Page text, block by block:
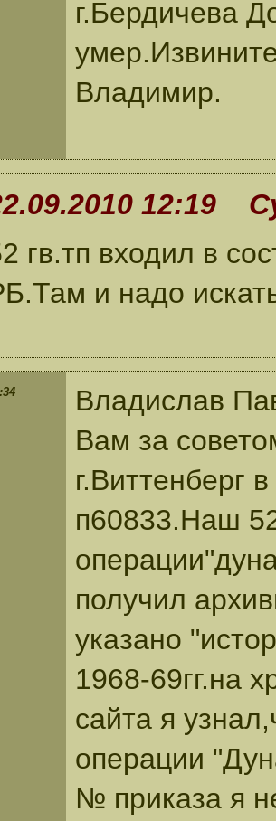
г.Бердичева
Владимир.
12:19
гв.тп входил в
и надо
Владислав
Вам за
г.Виттенберг
п60833.Наш
получил
указано
1968-69гг.на
сайта я
операции
№ приказа я